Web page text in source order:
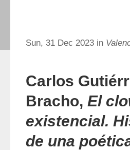
Sun, 31 Dec 2023 in
Carlos
Bracho, El
existencial.
de una